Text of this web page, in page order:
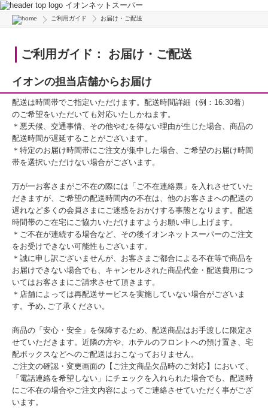
イオンネットスーパー
ご利用ガイド お届け・ご配送
ご利用ガイド： お届け・ご配送
イオンの担当店舗からお届け
配送は時間帯でご指定いただけます。配送時間詳細（例：16:30着）
のご希望をいただいても対応いたしかねます。
＊悪天候、交通事情、その他やむを得ない理由が生じた場合、商品の
配送時間が遅延することがございます。
＊特定のお届け時間帯にご注文が集中した場合、ご希望のお届け時間
帯を選択いただけない場合がございます。
万が一お客さまがご不在の際には「ご不在連絡票」を入れさせていた
だきますが、ご希望の配送時間内の不在は、他のお客さまへの配送の
遅れなど多くの会員さまにご迷惑をおかけする事態となります。配送
時間帯のご在宅にご協力いただけますようお願い申し上げます。
＊ご不在が連続する場合など、その後イオンネットスーパーのご注文
をお受けできない可能性もございます。
＊誠に申し訳ございませんが、お客さまご都合による不在等で商品を
お届けできない場合でも、キャンセルされた商品代金・配送費用につ
いてはお客さまにご請求させて頂きます。
＊店舗によっては再配送サービスを実施していない場合がございま
す。予め､ご了承ください。
商品の「安心・安全」を保障するため、配送商品はお手渡しに限定さ
せていただきます。近隣の方や、ホテルのフロントへの預け置き、宅
配ボックスなどへのご配送はおこなっておりません。
ご注文の確認・変更画面の【ご注文商品欠品時のご対応】において、
「電話連絡を希望しない」にチェックを入れられた場合でも、配送時
にご不在の場合やご注文内容によってご連絡させていただく事がござ
います。